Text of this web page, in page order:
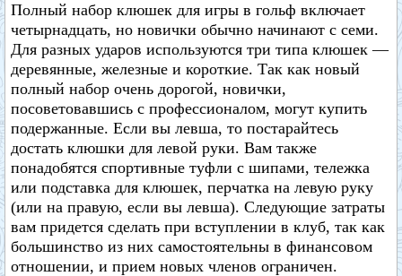
Полный набор клюшек для игры в гольф включает
четырнадцать, но новички обычно начинают с семи.
Для разных ударов используются три типа клюшек —
деревянные, железные и короткие. Так как новый
полный набор очень дорогой, новички,
посоветовавшись с профессионалом, могут купить
подержанные. Если вы левша, то постарайтесь
достать клюшки для левой руки. Вам также
понадобятся спортивные туфли с шипами, тележка
или подставка для клюшек, перчатка на левую руку
(или на правую, если вы левша). Следующие затраты
вам придется сделать при вступлении в клуб, так как
большинство из них самостоятельны в финансовом
отношении, и прием новых членов ограничен.